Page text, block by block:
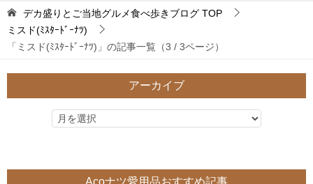
デカ盛りとご当地グルメ食べ歩きブログ TOP
ミスド(ﾐｽﾀｰﾄﾞｰﾅﾂ)
「ミスド(ﾐｽﾀｰﾄﾞｰﾅﾂ)」の記事一覧（3 / 3ページ）
アーカイブ
Acoナツ愛用品おすすめ記事